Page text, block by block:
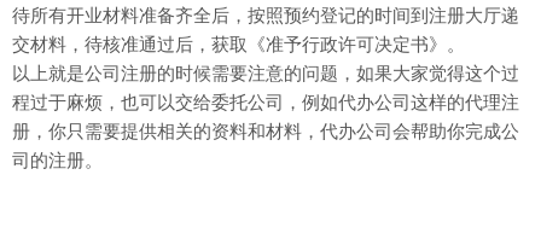
待所有开业材料准备齐全后，按照预约登记的时间到注册大厅递
交材料，待核准通过后，获取《准予行政许可决定书》。
以上就是公司注册的时候需要注意的问题，如果大家觉得这个过
程过于麻烦，也可以交给委托公司，例如代办公司这样的代理注
册，你只需要提供相关的资料和材料，代办公司会帮助你完成公
司的注册。